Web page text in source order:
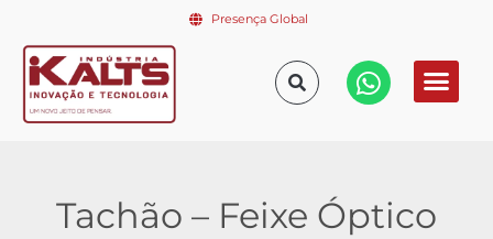
Presença Global
Tachão – Feixe Óptico